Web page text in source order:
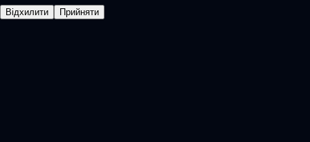
Відхилити Прийняти